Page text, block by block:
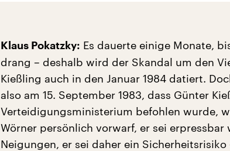
Klaus Pokatzky: Es dauerte einige Monate,
drang – deshalb wird der Skandal um den
Kießling auch in den Januar 1984 datiert.
also am 15. September 1983, dass Günter
Verteidigungsministerium befohlen wurde,
Wörner persönlich vorwarf, er sei erpressbar
Neigungen, er sei daher ein